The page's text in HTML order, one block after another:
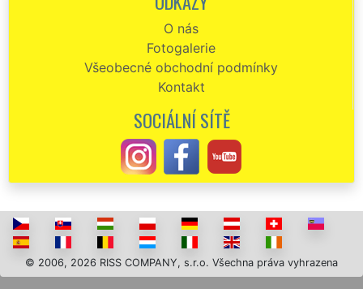
ze společnosti extra by jsem chtěla poděkovat za jejich včasný
příjezd, profesionální přístup, a hlavně za špičkovou cenu za kterou
nás přestěhovali. Děkuju. Děkuju. Děkuju.
Objednání stěhování chaty v Teplicích přes webový objednávkový
formulář bylo velmi jednoduché a rychlé. Technici se mi ozvali během
0,5 hod. Samotné stěhování chaty proběhlo naprosto perfektně. Děkuji
Společnost EXTRA STĚHOVÁNÍ nám zajišťovala vystěhování nově
zakoupené zemědělské usedlosti v Teplicích. Profesionální a vřelý
přístup všech zaměstnanců této společnosti bych ohodnotil na
výbornou.
ODKAZY
O nás
Fotogalerie
Všeobecné obchodní podmínky
Kontakt
SOCIÁLNÍ SÍTĚ